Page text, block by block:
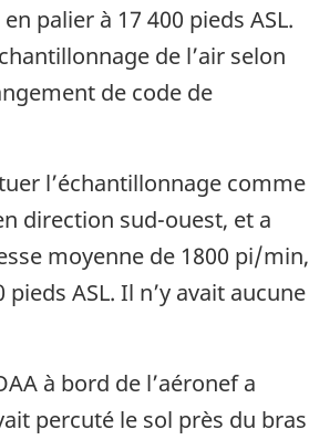
palier à 17 400 pieds ASL.
de l’air selon
de code de
l’échantillonnage comme
direction sud-ouest, et a
moyenne de 1800 pi/min,
ASL. Il n’y avait aucune
à bord de l’aéronef a
percuté le sol près du bras